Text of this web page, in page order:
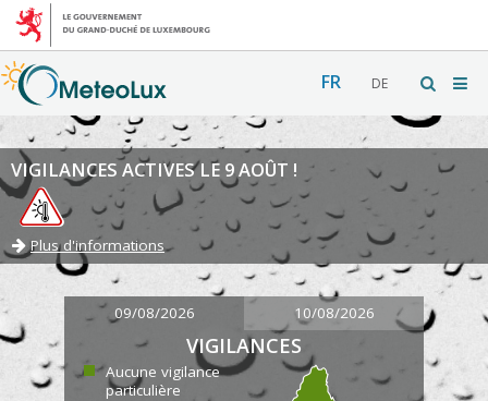
FR DE
VIGILANCES ACTIVES LE 9 AOÛT !
Plus d'informations
09/08/2026 10/08/2026
VIGILANCES
Aucune vigilance
particulière